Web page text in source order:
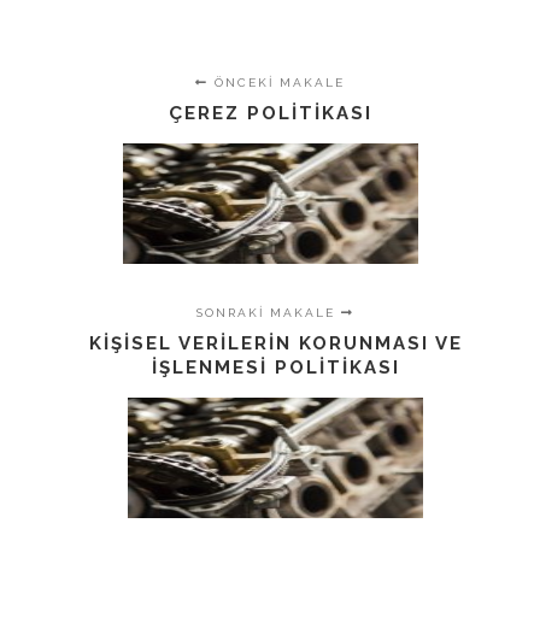
ÖNCEKI MAKALE
ÇEREZ POLITIKASI
SONRAKI MAKALE
KIŞISEL VERILERIN KORUNMASI VE
İŞLENMESI POLITIKASI